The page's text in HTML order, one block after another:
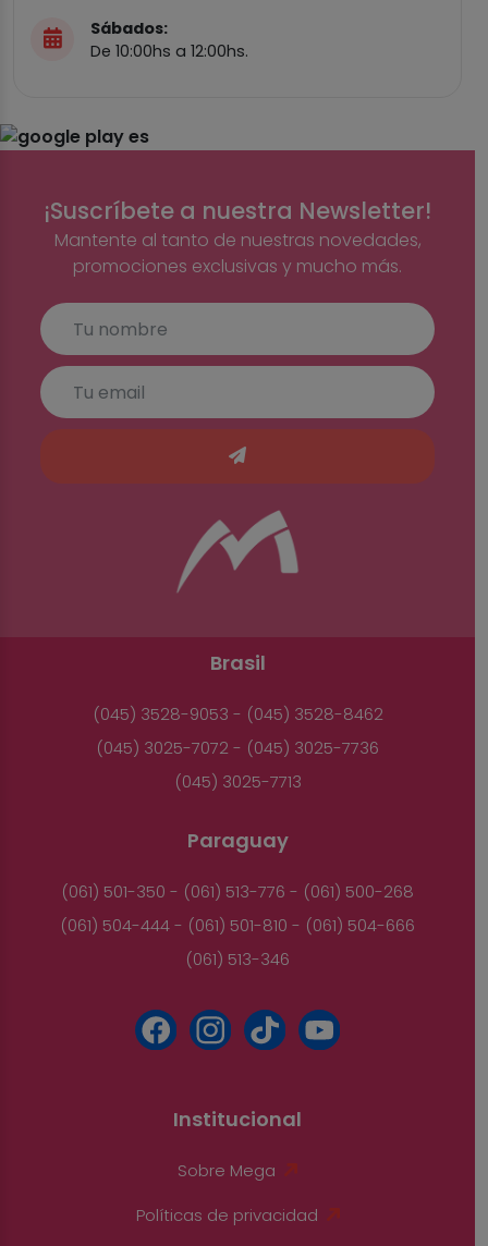
Sábados:
De 10:00hs a 12:00hs.
¡Suscríbete a nuestra Newsletter!
Mantente al tanto de nuestras novedades,
promociones exclusivas y mucho más.
Brasil
(045) 3528-9053 - (045) 3528-8462
(045) 3025-7072 - (045) 3025-7736
(045) 3025-7713
Paraguay
(061) 501-350 - (061) 513-776 - (061) 500-268
(061) 504-444 - (061) 501-810 - (061) 504-666
(061) 513-346
Institucional
Sobre Mega
Políticas de privacidad